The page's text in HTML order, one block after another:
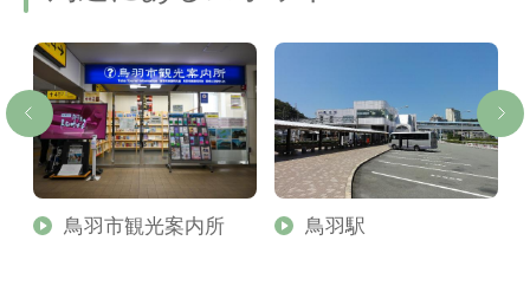
鳥羽市観光案内所 鳥羽駅